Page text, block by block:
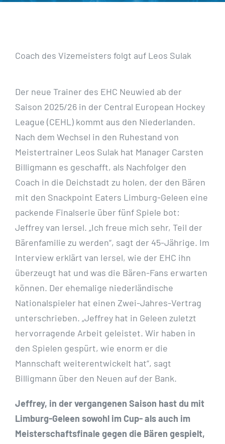
Coach des Vizemeisters folgt auf Leos Sulak
Der neue Trainer des EHC Neuwied ab der
Saison 2025/26 in der Central European Hockey
League (CEHL) kommt aus den Niederlanden.
Nach dem Wechsel in den Ruhestand von
Meistertrainer Leos Sulak hat Manager Carsten
Billigmann es geschafft, als Nachfolger den
Coach in die Deichstadt zu holen, der den Bären
mit den Snackpoint Eaters Limburg-Geleen eine
packende Finalserie über fünf Spiele bot:
Jeffrey van Iersel. „Ich freue mich sehr, Teil der
Bärenfamilie zu werden“, sagt der 45-Jährige. Im
Interview erklärt van Iersel, wie der EHC ihn
überzeugt hat und was die Bären-Fans erwarten
können. Der ehemalige niederländische
Nationalspieler hat einen Zwei-Jahres-Vertrag
unterschrieben. „Jeffrey hat in Geleen zuletzt
hervorragende Arbeit geleistet. Wir haben in
den Spielen gespürt, wie enorm er die
Mannschaft weiterentwickelt hat“, sagt
Billigmann über den Neuen auf der Bank.
Jeffrey, in der vergangenen Saison hast du mit
Limburg-Geleen sowohl im Cup- als auch im
Meisterschaftsfinale gegen die Bären gespielt,